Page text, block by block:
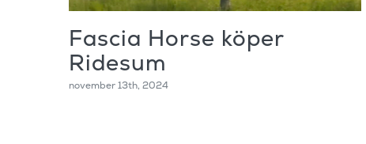
Fascia Horse köper
Ridesum
november 13th, 2024